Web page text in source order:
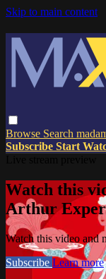
Skip to main content
Browse Search
Subscribe Start
Watch this
Arthur
Watch this video and
Subscribe Learn more